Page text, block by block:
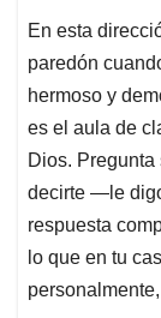
En esta
paredón
hermoso y
es el aula de
Dios.
decirte —le
respuesta
lo que en tu